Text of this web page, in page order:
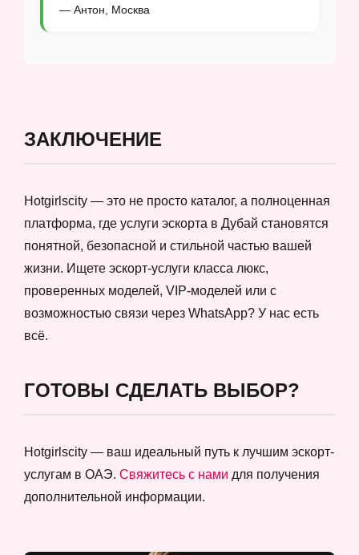
— Антон, Москва
ЗАКЛЮЧЕНИЕ
Hotgirlscity — это не просто каталог, а полноценная
платформа, где услуги эскорта в Дубай становятся
понятной, безопасной и стильной частью вашей
жизни. Ищете эскорт-услуги класса люкс,
проверенных моделей, VIP-моделей или с
возможностью связи через WhatsApp? У нас есть
всё.
ГОТОВЫ СДЕЛАТЬ ВЫБОР?
Hotgirlscity — ваш идеальный путь к лучшим эскорт-
услугам в ОАЭ. Свяжитесь с нами для получения
дополнительной информации.